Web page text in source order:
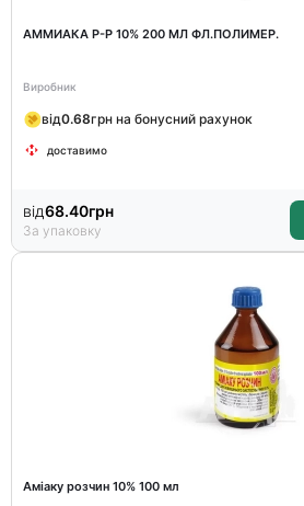
АММИАКА Р-Р 10% 200 МЛ ФЛ.ПОЛИМЕР.
Виробник
від0.68грн на бонусний рахунок
доставимо
від68.40грн
За упаковку
Аміаку розчин 10% 100 мл